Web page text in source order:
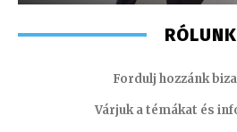
RÓLUNK
Fordulj hozzánk
Várjuk a témákat és